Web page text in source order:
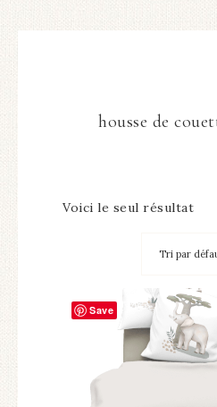
housse de
Voici le seul résultat
Save